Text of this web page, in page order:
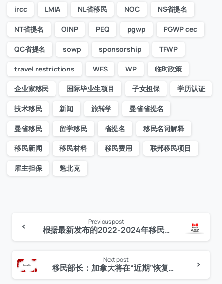
ircc LMIA NL省移民 NOC NS省提名
NT省提名 OINP PEQ pgwp PGWP cec
QC省提名 sowp sponsorship TFWP
travel restrictions WES WP 临时政策
企业家移民 国际毕业生项目 子女担保 学历认证
技术移民 新闻 旅转学 曼省省提名
曼省移民 留学移民 省提名 移民名词解释
移民新闻 移民材料 移民费用 联邦移民项目
雇主担保 魁北克
Continue
Reading
Previous post
根据最新发布的2022-2024年移民水平计划，加拿大将2022年移民目标提高至432,000人
Next post
移民部长：加拿大将在“近期”恢复对技术工人的EE抽签